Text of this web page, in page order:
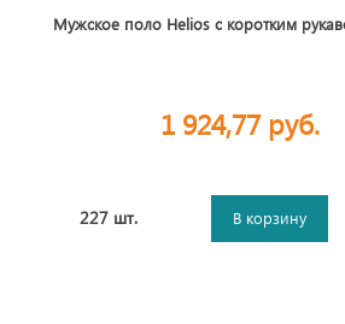
Мужское поло Helios с коротким
1 924,77 руб.
227 шт. В корзину